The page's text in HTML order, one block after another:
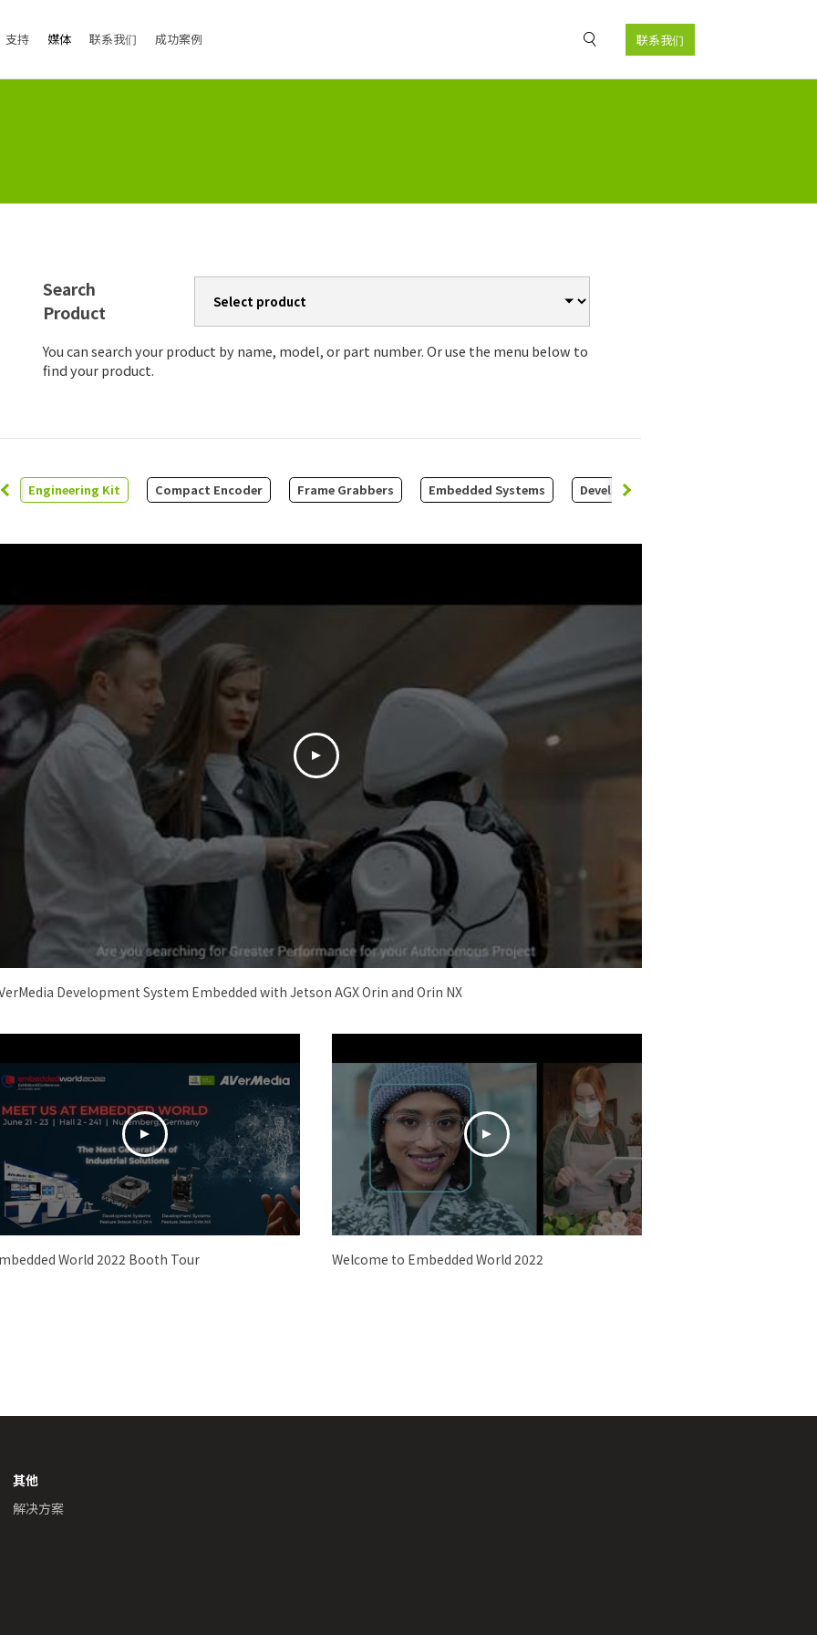
支持 媒体 联系我们 成功案例 联系我们
Search
Product
You can search your product by name, model, or part number. Or use the menu below to
find your product.
Engineering Kit Compact Encoder Frame Grabbers Embedded Systems Development Systems
Development System Embedded with Jetson AGX Orin and Orin NX
World 2022 Booth Tour Welcome to Embedded World 2022
其他
解决方案